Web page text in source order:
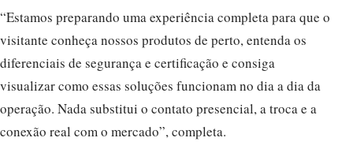
“Estamos preparando uma experiência completa para que o
visitante conheça nossos produtos de perto, entenda os
diferenciais de segurança e certificação e consiga
visualizar como essas soluções funcionam no dia a dia da
operação. Nada substitui o contato presencial, a troca e a
conexão real com o mercado”, completa.